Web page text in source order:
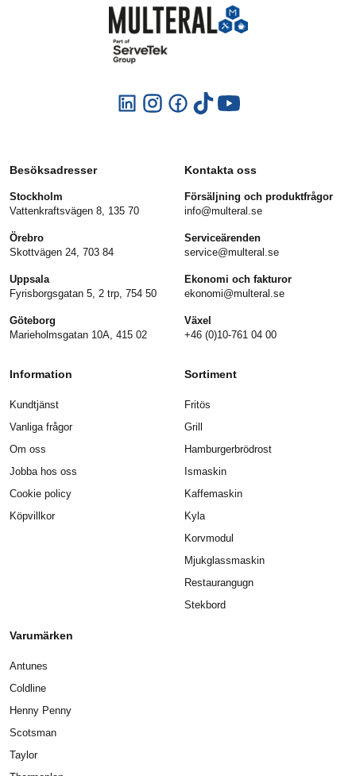
Besöksadresser
Stockholm
Vattenkraftsvägen 8, 135 70
Örebro
Skottvägen 24, 703 84
Uppsala
Fyrisborgsgatan 5, 2 trp, 754 50
Göteborg
Marieholmsgatan 10A, 415 02
Kontakta oss
Försäljning och produktfrågor
info@multeral.se
Serviceärenden
service@multeral.se
Ekonomi och fakturor
ekonomi@multeral.se
Växel
+46 (0)10-761 04 00
Information
Kundtjänst
Vanliga frågor
Om oss
Jobba hos oss
Cookie policy
Köpvillkor
Sortiment
Fritös
Grill
Hamburgerbrödrost
Ismaskin
Kaffemaskin
Kyla
Korvmodul
Mjukglassmaskin
Restaurangugn
Stekbord
Varumärken
Antunes
Coldline
Henny Penny
Scotsman
Taylor